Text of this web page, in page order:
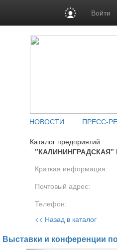
Войти
НОВОСТИ ПРЕСС-
Каталог предприятий
"КАЛИНИНГРАДСКАЯ"
Краткая информация:
Почтовый адрес:
Телефон:
<< Назад в каталог
Выставки и конференции